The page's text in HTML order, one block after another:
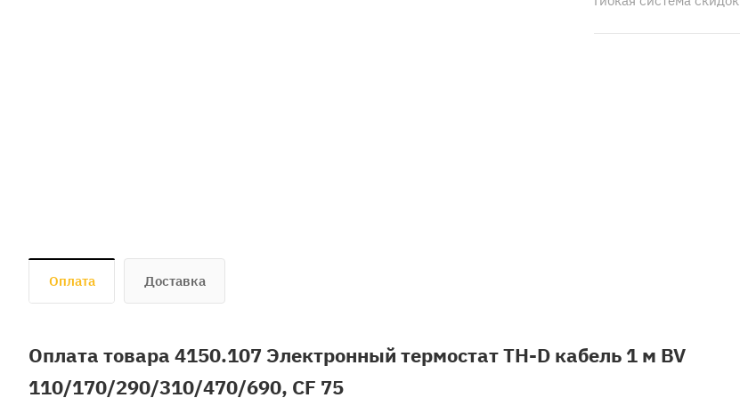
Оплата Доставка
Оплата товара 4150.107 Электронный термостат TH-D кабель 1 м BV
110/170/290/310/470/690, CF 75